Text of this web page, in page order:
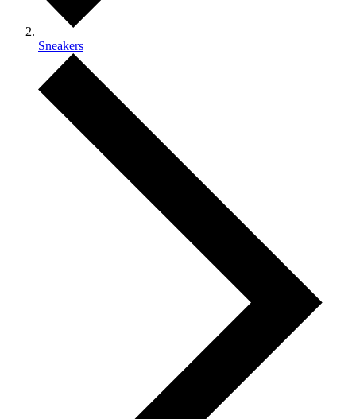
Sneakers